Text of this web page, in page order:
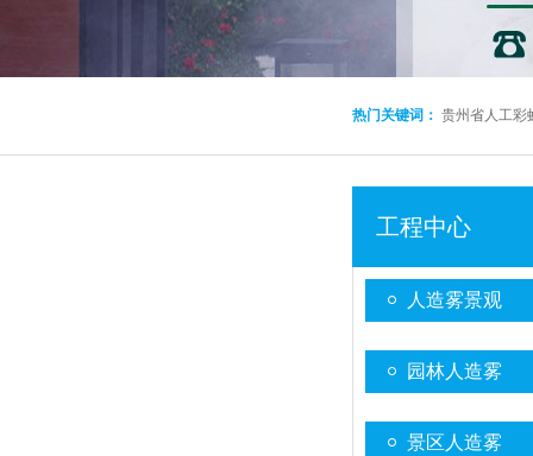
热门关键词： 贵州省人工彩
工程中心
人造雾景观
园林人造雾
景区人造雾